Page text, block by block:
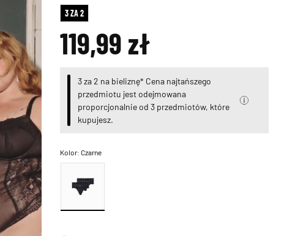
3 ZA 2
119,99 zł
3 za 2 na bieliznę* Cena najtańszego
przedmiotu jest odejmowana
proporcjonalnie od 3 przedmiotów, które
kupujesz.
Kolor:Czarne